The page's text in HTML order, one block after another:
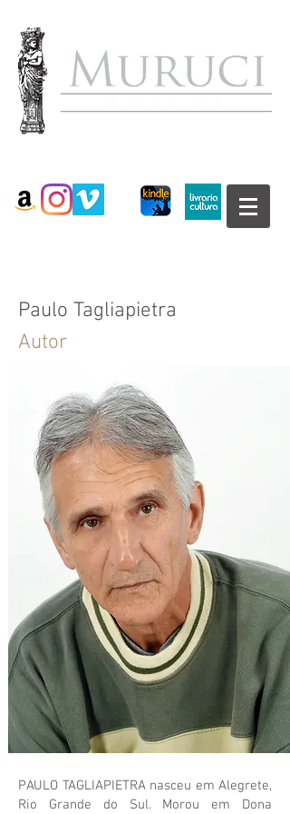
Paulo Tagliapietra
Autor
PAULO TAGLIAPIETRA nasceu em Alegrete,
Rio Grande do Sul. Morou em Dona